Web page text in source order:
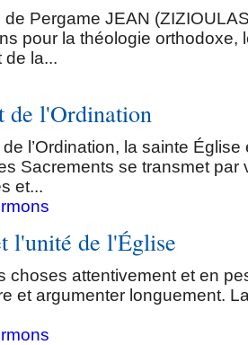
Pergame JEAN
pour la théologie orthodoxe,
de la...
de l'Ordination
l’Ordination, la sainte
Sacrements se transmet par
et...
l'unité de l'Église
choses attentivement et en
et argumenter longuement.